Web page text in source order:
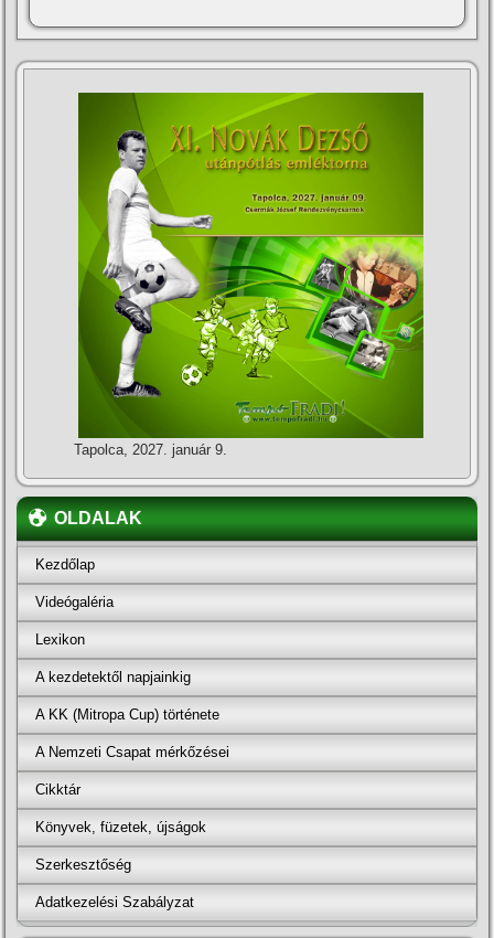
Tapolca, 2027. január 9.
OLDALAK
Kezdőlap
Videógaléria
Lexikon
A kezdetektől napjainkig
A KK (Mitropa Cup) története
A Nemzeti Csapat mérkőzései
Cikktár
Könyvek, füzetek, újságok
Szerkesztőség
Adatkezelési Szabályzat